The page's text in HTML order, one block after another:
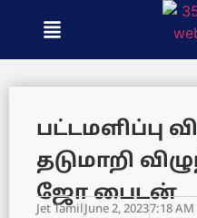
பட்டமளிப்பு
தடுமாறி
ஜோ பைடன்
Jet Tamil June 2, 20237:18 AM